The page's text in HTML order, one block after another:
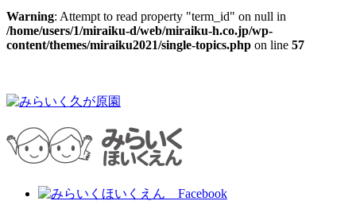
Warning: Attempt to read property "term_id" on null in
/home/users/1/miraiku-d/web/miraiku-h.co.jp/wp-
content/themes/miraiku2021/single-topics.php on line 57